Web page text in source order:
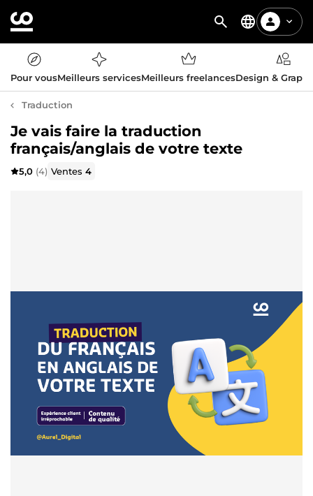
Pour vousMeilleurs servicesMeilleurs freelancesDesign &
Traduction
Je vais faire la traduction
français/anglais de votre texte
5,0 (4) Ventes4